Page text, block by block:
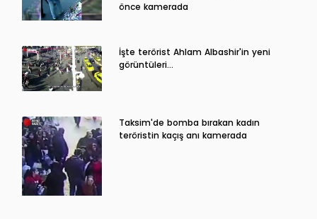
önce kamerada
İşte terörist Ahlam Albashir'in yeni
görüntüleri…
Taksim'de bomba bırakan kadın
teröristin kaçış anı kamerada